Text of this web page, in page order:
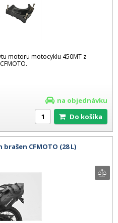
motoru motocyklu 450MT z
na objednávku
Do košíka
CFMOTO (28 L)